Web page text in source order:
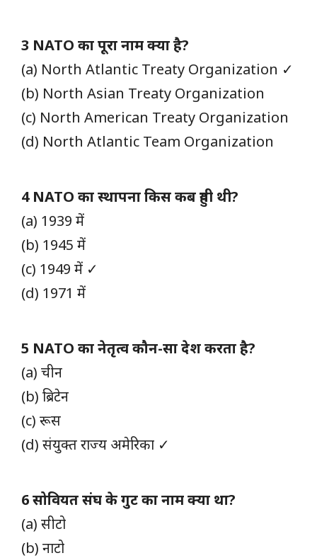
3 NATO का पूरा नाम क्या है?
(a) North Atlantic Treaty Organization ✓
(b) North Asian Treaty Organization
(c) North American Treaty Organization
(d) North Atlantic Team Organization
4 NATO का स्थापना किस कब हुयी थी?
(a) 1939 में
(b) 1945 में
(c) 1949 में ✓
(d) 1971 में
5 NATO का नेतृत्व कौन-सा देश करता है?
(a) चीन
(b) ब्रिटेन
(c) रूस
(d) संयुक्त राज्य अमेरिका ✓
6 सोवियत संघ के गुट का नाम क्या था?
(a) सीटो
(b) नाटो